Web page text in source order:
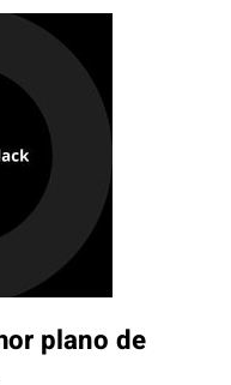
plano de